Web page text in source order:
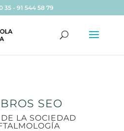
35 - 91 544 58 79
SEO
LA SOCIEDAD